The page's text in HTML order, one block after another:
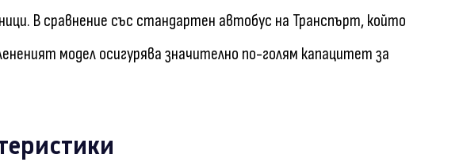
В сравнение със стандартен автобус на Транспърт, който
модел осигурява значително по-голям капацитет за